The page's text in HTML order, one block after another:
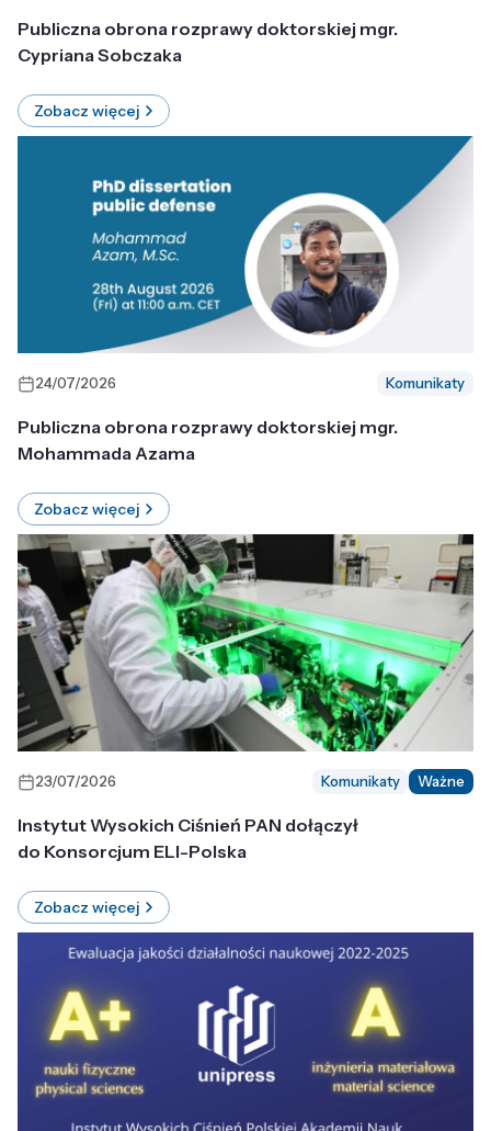
Publiczna obrona rozprawy doktorskiej mgr.
Cypriana Sobczaka
Zobacz więcej
24/07/2026 Komunikaty
Publiczna obrona rozprawy doktorskiej mgr.
Mohammada Azama
Zobacz więcej
23/07/2026 Komunikaty Ważne
Instytut Wysokich Ciśnień PAN dołączył
do Konsorcjum ELI-Polska
Zobacz więcej